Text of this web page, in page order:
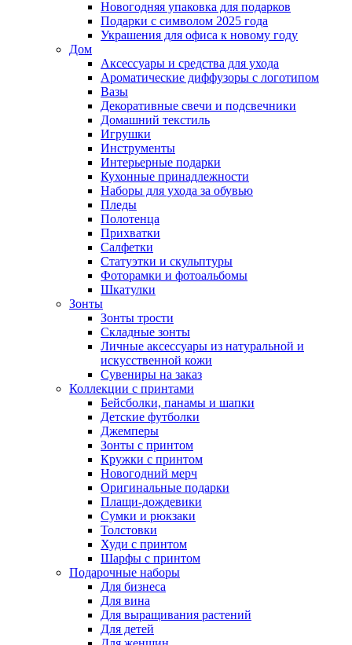
Новогодняя упаковка для подарков
Подарки с символом 2025 года
Украшения для офиса к новому году
Дом
Аксессуары и средства для ухода
Ароматические диффузоры с логотипом
Вазы
Декоративные свечи и подсвечники
Домашний текстиль
Игрушки
Инструменты
Интерьерные подарки
Кухонные принадлежности
Наборы для ухода за обувью
Пледы
Полотенца
Прихватки
Салфетки
Статуэтки и скульптуры
Фоторамки и фотоальбомы
Шкатулки
Зонты
Зонты трости
Складные зонты
Личные аксессуары из натуральной и
искусственной кожи
Сувениры на заказ
Коллекции с принтами
Бейсболки, панамы и шапки
Детские футболки
Джемперы
Зонты с принтом
Кружки с принтом
Новогодний мерч
Оригинальные подарки
Плащи-дождевики
Сумки и рюкзаки
Толстовки
Худи с принтом
Шарфы с принтом
Подарочные наборы
Для бизнеса
Для вина
Для выращивания растений
Для детей